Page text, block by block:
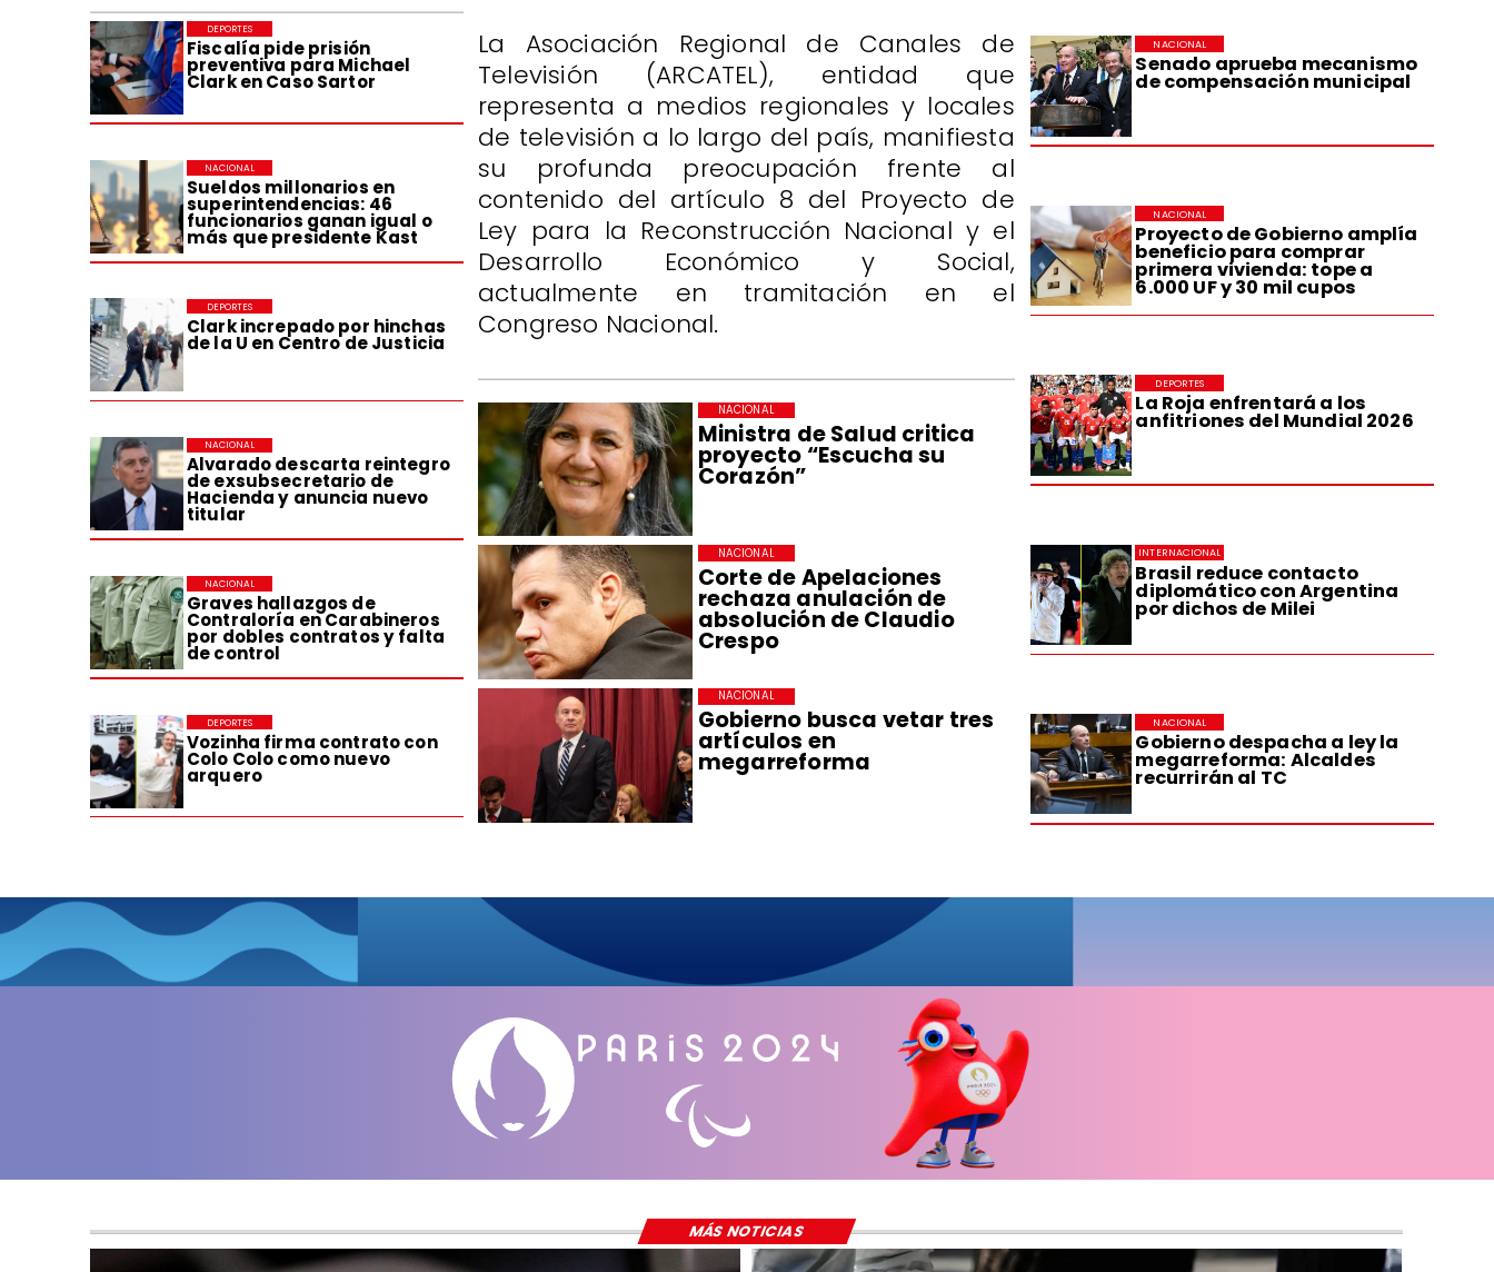
Senado aprueba mecanismo
de compensación municipal
NACIONAL
Proyecto de Gobierno amplía
beneficio para comprar
primera vivienda: tope a
6.000 UF y 30 mil cupos
NACIONAL
La Roja enfrentará a los
anfitriones del Mundial 2026
DEPORTES
Brasil reduce contacto
diplomático con Argentina
por dichos de Milei
INTERNACIONAL
Gobierno despacha a ley la
megarreforma: Alcaldes
recurrirán al TC
NACIONAL
Fiscalía pide prisión
preventiva para Michael
Clark en Caso Sartor
DEPORTES
Sueldos millonarios en
superintendencias: 46
funcionarios ganan igual o
más que presidente Kast
NACIONAL
Clark increpado por hinchas
de la U en Centro de Justicia
DEPORTES
Alvarado descarta reintegro
de exsubsecretario de
Hacienda y anuncia nuevo
titular
NACIONAL
Graves hallazgos de
Contraloría en Carabineros
por dobles contratos y falta
de control
NACIONAL
Vozinha firma contrato con
Colo Colo como nuevo
arquero
DEPORTES
Ministra de Salud critica
proyecto “Escucha su
Corazón”
NACIONAL
Corte de Apelaciones
rechaza anulación de
absolución de Claudio
Crespo
NACIONAL
Gobierno busca vetar tres
artículos en
megarreforma
NACIONAL
La Asociación Regional de Canales de
Televisión (ARCATEL), entidad que
representa a medios regionales y locales
de televisión a lo largo del país, manifiesta
su profunda preocupación frente al
contenido del artículo 8 del Proyecto de
Ley para la Reconstrucción Nacional y el
Desarrollo Económico y Social,
actualmente en tramitación en el
Congreso Nacional.
MÁS NOTICIAS